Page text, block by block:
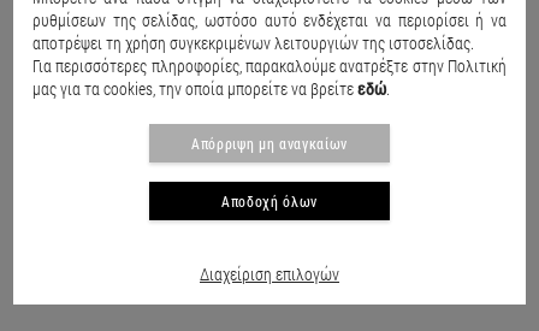
ρυθμίσεων της σελίδας, ωστόσο αυτό ενδέχεται να περιορίσει ή να
αποτρέψει τη χρήση συγκεκριμένων λειτουργιών της ιστοσελίδας.
Για περισσότερες πληροφορίες, παρακαλούμε ανατρέξτε στην Πολιτική
μας για τα cookies, την οποία μπορείτε να βρείτεεδώ.
Απόρριψη μη αναγκαίων
Αποδοχή όλων
Διαχείριση επιλογών